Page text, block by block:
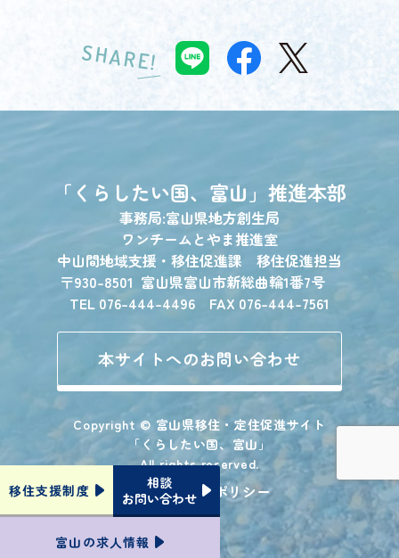
SHARE!
移住支援制度
相談
お問い合わせ
富山の求人情報
「くらしたい国、富山」 推進本部
事務局:富山県地方創生局
ワンチームとやま推進室
中山間地域支援・移住促進課 移住促進担当
〒930-8501 富山県富山市新総曲輪1番7号
TEL 076-444-4496 FAX 076-444-7561
本サイトへのお問い合わせ
Copyright © 富山県移住・定住促進サイト
「くらしたい国、富山」
All rights reserved.
プライバシーポリシー